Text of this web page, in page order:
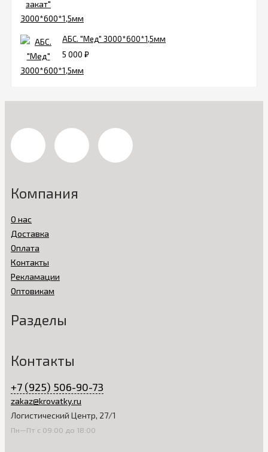
АБС. "Мед" 3000*600*1,5мм
5 000 ₽
Компания
О нас
Доставка
Оплата
Контакты
Рекламации
Оптовикам
Разделы
Контакты
+7 (925) 506-90-73
zakaz@krovatky.ru
Логистический Центр, 27/1
Пн—Пт с 09:00 до 18:00